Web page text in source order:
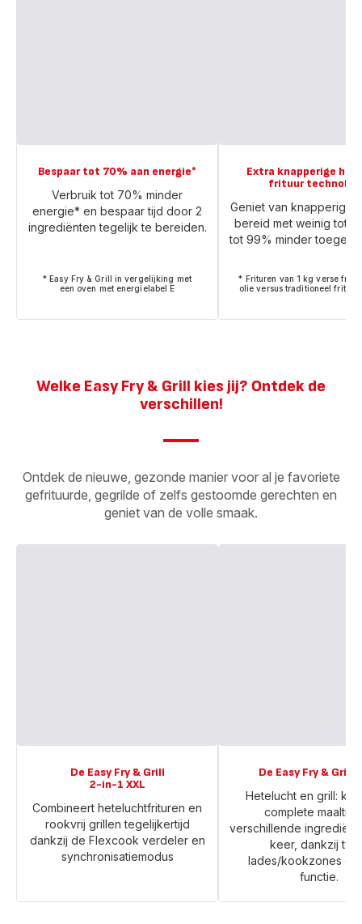
Bespaar tot 70% aan energie*
Verbruik tot 70% minder
energie* en bespaar tijd door 2
ingrediënten tegelijk te bereiden.
* Easy Fry & Grill in vergelijking met
een oven met energielabel E
Extra knapperige
frituur
Geniet van knapperige
bereid met weinig tot
tot 99% minder
* Frituren van 1 kg verse friet
olie versus traditioneel
Welke Easy Fry & Grill kies jij? Ontdek de
verschillen!
Ontdek de nieuwe, gezonde manier voor al je favoriete
gefrituurde, gegrilde of zelfs gestoomde gerechten en
geniet van de volle smaak.
De Easy Fry & Grill
2-in-1 XXL
Combineert heteluchtfrituren en
rookvrij grillen tegelijkertijd
dankzij de Flexcook verdeler en
synchronisatiemodus
De Easy Fry & Grill
Hetelucht en grill:
complete
verschillende
keer, dankzij
lades/kookzones en
functie.